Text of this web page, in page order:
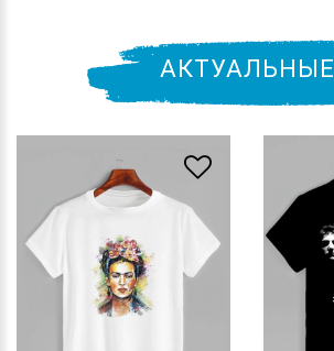
АКТУАЛЬНЫЕ